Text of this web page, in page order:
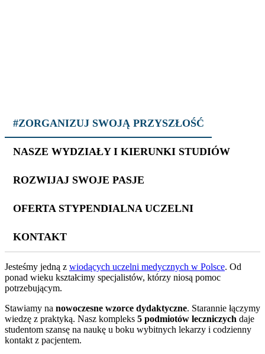
#ZORGANIZUJ SWOJĄ PRZYSZŁOŚĆ
NASZE WYDZIAŁY I KIERUNKI STUDIÓW
ROZWIJAJ SWOJE PASJE
OFERTA STYPENDIALNA UCZELNI
KONTAKT
Jesteśmy jedną z wiodących uczelni medycznych w Polsce. Od
ponad wieku kształcimy specjalistów, którzy niosą pomoc
potrzebującym.
Stawiamy na nowoczesne wzorce dydaktyczne. Starannie łączymy
wiedzę z praktyką. Nasz kompleks 5 podmiotów leczniczych daje
studentom szansę na naukę u boku wybitnych lekarzy i codzienny
kontakt z pacjentem.